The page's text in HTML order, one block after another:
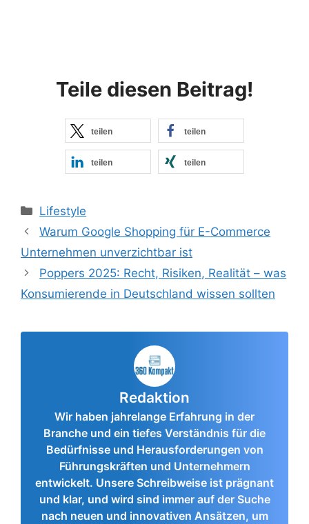
Teile diesen Beitrag!
teilen teilen
teilen teilen
Kategorien
Lifestyle
Warum Google Shopping für E-Commerce
Unternehmen unverzichtbar ist
Poppers 2025: Recht, Risiken, Realität – was
Konsumierende in Deutschland wissen sollten
Redaktion
Wir haben jahrelange Erfahrung in der
Branche und ein tiefes Verständnis für die
Bedürfnisse und Herausforderungen von
Führungskräften und Unternehmern
entwickelt. Unsere Schreibweise ist prägnant
und klar, und wird sind immer auf der Suche
nach neuen und innovativen Ansätzen, um